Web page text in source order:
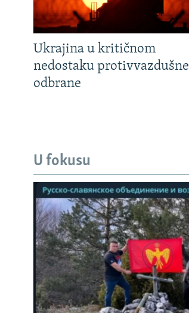
Ukrajina u kritičnom
nedostaku protivvazdušne
odbrane
U fokusu